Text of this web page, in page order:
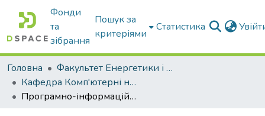
Фонди
та
зібрання
Пошук за
критеріями
Статистика
Головна
Факультет Енергетики і комп'ютерних технологій
Кафедра Комп'ютерні науки
Програмно-інформаційна система оптимізації мікроклімату у виробничому приміщенні